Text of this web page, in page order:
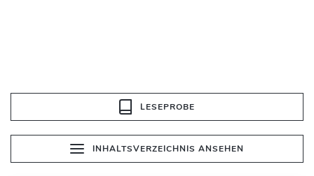
LESEPROBE
INHALTSVERZEICHNIS ANSEHEN